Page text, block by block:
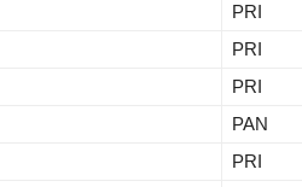
PRI
PRI
PRI
PAN
PRI